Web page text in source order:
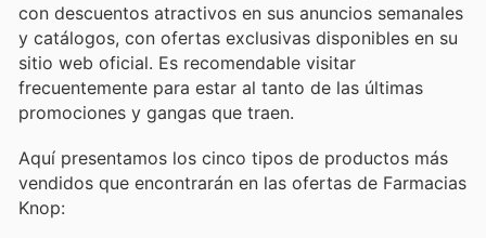
con descuentos atractivos en sus anuncios semanales
y catálogos, con ofertas exclusivas disponibles en su
sitio web oficial. Es recomendable visitar
frecuentemente para estar al tanto de las últimas
promociones y gangas que traen.
Aquí presentamos los cinco tipos de productos más
vendidos que encontrarán en las ofertas de Farmacias
Knop: